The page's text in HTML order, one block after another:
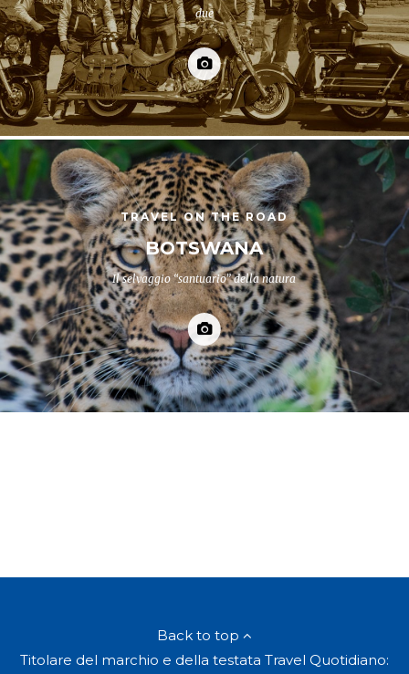
due
TRAVEL ON THE ROAD
BOTSWANA
Il selvaggio “santuario” della natura
Back to top
Titolare del marchio e della testata Travel Quotidiano: